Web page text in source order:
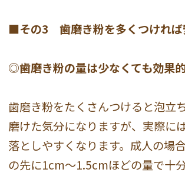
■その3 歯磨き粉を多くつければ
◎歯磨き粉の量は少なくても効果
歯磨き粉をたくさんつけると泡立
磨けた気分になりますが、実際に
落としやすくなります。成人の場
の先に1cm〜1.5cmほどの量で十分